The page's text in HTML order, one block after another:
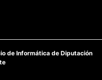
de Informática de Diputación